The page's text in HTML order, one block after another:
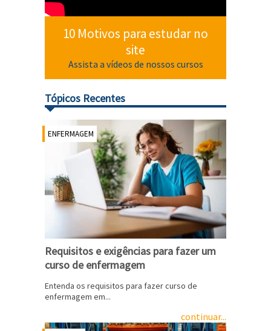
10 Motivos para estudar no
site
Assista a vídeos de nossos cursos
Tópicos Recentes
ENFERMAGEM
Requisitos e exigências para fazer um
curso de enfermagem
Entenda os requisitos para fazer curso de
enfermagem em...
continuar...